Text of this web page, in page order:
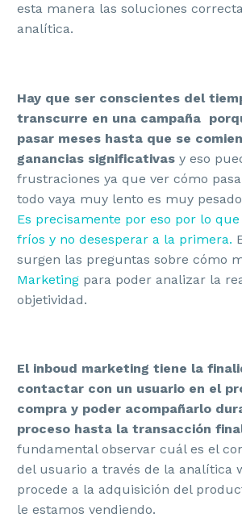
esta manera las soluciones
analítica.
Hay que ser conscientes del
transcurre en una campaña
pasar meses hasta que se
ganancias significativas y eso
frustraciones ya que ver cómo
todo vaya muy lento es muy
Es precisamente por eso por lo
fríos y no desesperar a la primera.
surgen las preguntas sobre cómo
Marketing para poder analizar la
objetividad.
El inboud marketing tiene la
contactar con un usuario en el
compra y poder acompañarlo
proceso hasta la transacción
fundamental observar cuál es el
del usuario a través de la analítica
procede a la adquisición del
le estamos vendiendo.